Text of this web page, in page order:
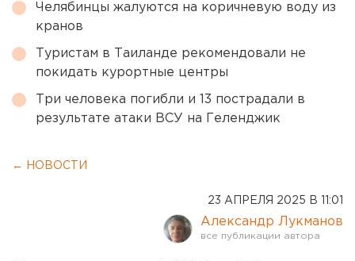
Челябинцы жалуются на коричневую воду из
кранов
Туристам в Таиланде рекомендовали не
покидать курортные центры
Три человека погибли и 13 пострадали в
результате атаки ВСУ на Геленджик
← НОВОСТИ
23 АПРЕЛЯ 2025 В 11:01
Александр Лукманов